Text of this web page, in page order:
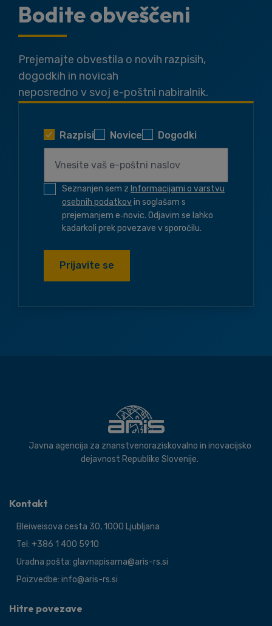
Bodite obveščeni
Prejemajte obvestila o novih razpisih,
dogodkih in novicah
neposredno v svoj e-poštni nabiralnik.
Razpisi Novice Dogodki
Seznanjen sem z Informacijami o varstvu
osebnih podatkovin soglašam s
prejemanjem e‑novic. Odjavim se lahko
kadarkoli prek povezave v sporočilu.
Prijavite se
Javna agencija za znanstvenoraziskovalno in inovacijsko
dejavnost Republike Slovenije.
Kontakt
Bleiweisova cesta 30, 1000 Ljubljana
Tel: +386 1 400 5910
Uradna pošta: glavnapisarna@aris-rs.si
Poizvedbe: info@aris-rs.si
Hitre povezave